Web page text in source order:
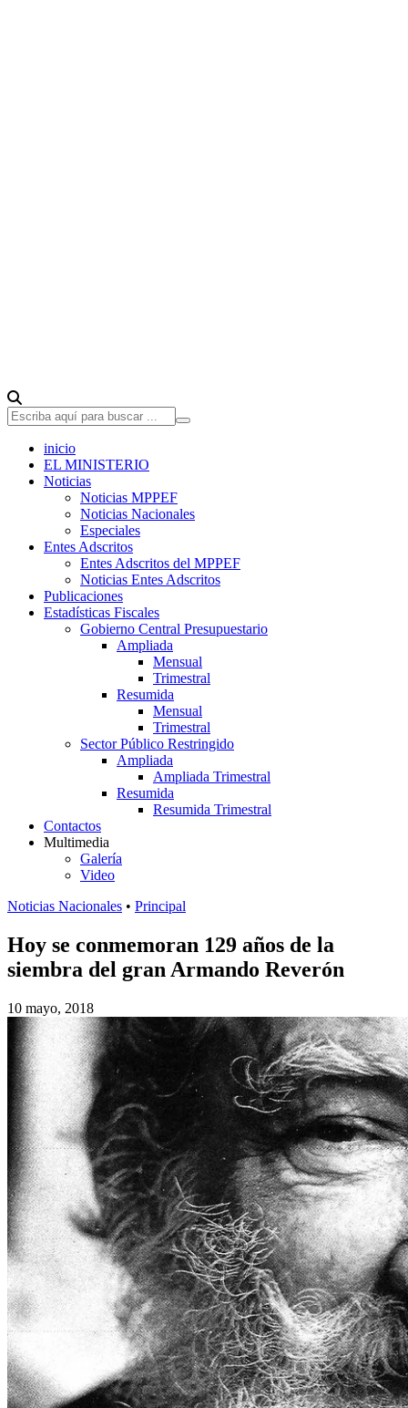
inicio
EL MINISTERIO
Noticias
Noticias MPPEF
Noticias Nacionales
Especiales
Entes Adscritos
Entes Adscritos del MPPEF
Noticias Entes Adscritos
Publicaciones
Estadísticas Fiscales
Gobierno Central Presupuestario
Ampliada
Mensual
Trimestral
Resumida
Mensual
Trimestral
Sector Público Restringido
Ampliada
Ampliada Trimestral
Resumida
Resumida Trimestral
Contactos
Multimedia
Galería
Video
Noticias Nacionales • Principal
Hoy se conmemoran 129 años de la
siembra del gran Armando Reverón
10 mayo, 2018